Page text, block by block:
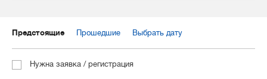
Предстоящие Прошедшие Выбрать дату
Нужна заявка / регистрация